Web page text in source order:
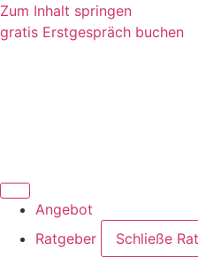
Zum Inhalt springen
gratis Erstgespräch buchen
Angebot
Ratgeber
Schließe